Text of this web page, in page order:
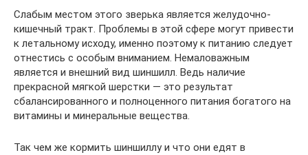
Слабым местом этого зверька является желудочно-
кишечный тракт. Проблемы в этой сфере могут привести
к летальному исходу, именно поэтому к питанию следует
отнестись с особым вниманием. Немаловажным
является и внешний вид шиншилл. Ведь наличие
прекрасной мягкой шерстки — это результат
сбалансированного и полноценного питания богатого на
витамины и минеральные вещества.
Так чем же кормить шиншиллу и что они едят в